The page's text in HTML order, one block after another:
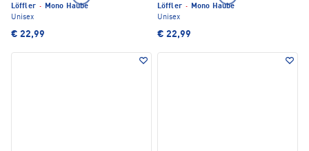
Löffler · Mono Haube
Unisex
€ 22,99
Löffler · Mono Haube
Unisex
€ 22,99